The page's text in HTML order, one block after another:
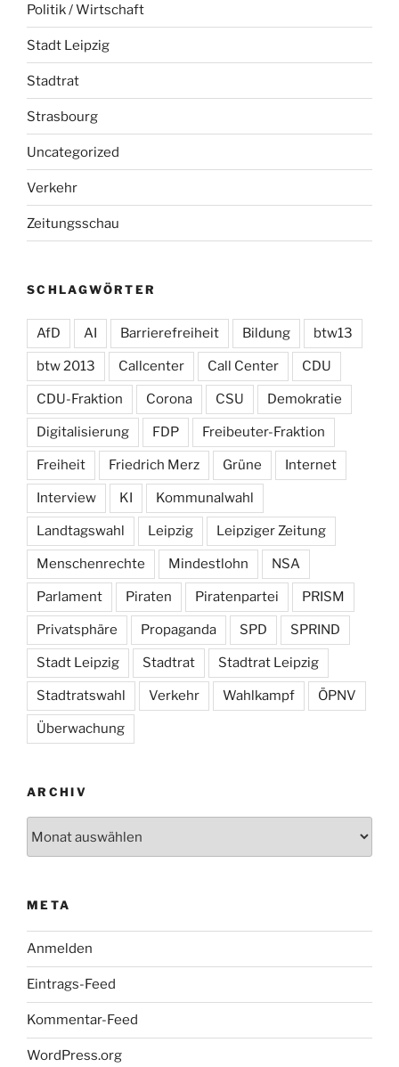
Politik / Wirtschaft
Stadt Leipzig
Stadtrat
Strasbourg
Uncategorized
Verkehr
Zeitungsschau
SCHLAGWÖRTER
AfD AI Barrierefreiheit Bildung btw13
btw 2013 Callcenter Call Center CDU
CDU-Fraktion Corona CSU Demokratie
Digitalisierung FDP Freibeuter-Fraktion
Freiheit Friedrich Merz Grüne Internet
Interview KI Kommunalwahl
Landtagswahl Leipzig Leipziger Zeitung
Menschenrechte Mindestlohn NSA
Parlament Piraten Piratenpartei PRISM
Privatsphäre Propaganda SPD SPRIND
Stadt Leipzig Stadtrat Stadtrat Leipzig
Stadtratswahl Verkehr Wahlkampf ÖPNV
Überwachung
ARCHIV
META
Anmelden
Eintrags-Feed
Kommentar-Feed
WordPress.org